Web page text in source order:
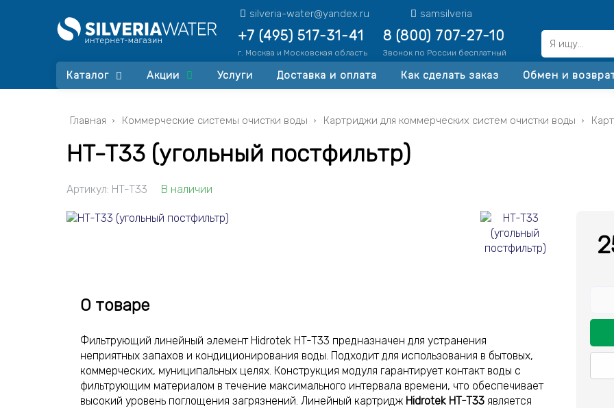
silveria-water@yandex.ru samsilveria
+7 (495) 517-31-41
г. Москва и Московская область
8 (800) 707-27-10
Звонок по России бесплатный
Каталог Акции Услуги Доставка и оплата Как сделать заказ Обмен и
Главная Коммерческие системы очистки воды Картриджи для коммерческих систем очистки воды
HT-T33 (угольный постфильтр)
Артикул: HT-T33 В наличии
О товаре
Фильтрующий линейный элемент Hidrotek HT-T33 предназначен для устранения
неприятных запахов и кондиционирования воды. Подходит для использования в бытовых,
коммерческих, муниципальных целях. Конструкция модуля гарантирует контакт воды с
фильтрующим материалом в течение максимального интервала времени, что обеспечивает
высокий уровень поглощения загрязнений. Линейный картридж Hidrotek HT-T33 является